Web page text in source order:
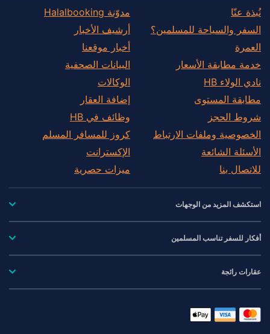
نُبذة عنّا
السفر والسياحة للمسلمين؟
العمرة
خدمة مطابقة الأسعار
نادي الولاء HB
مطابقة المستوى
شروط الحجز
الخصوصية وملفات الارتباط
الأسئلة الشائعة
للاتصال بنا
مدوّنة Halalbooking
أرشيف الأخبار
أخبار موقعنا
البيانات الصحفية
الوكالات
إضافة العقار
وظائف في HB
كروز للمسافر المسلم
الإكسترانت
ميزات حصرية
استكشف المزيد من الوجهات
أفكار للسفر تناسب المسلمين
عقارات رائجة